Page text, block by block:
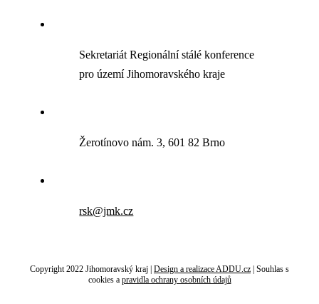
Sekretariát Regionální stálé konference
pro území Jihomoravského kraje
Žerotínovo nám. 3, 601 82 Brno
rsk@jmk.cz
Copyright 2022 Jihomoravský kraj | Design a realizace ADDU.cz Souhlas s
cookiesa pravidla ochrany osobních údajů